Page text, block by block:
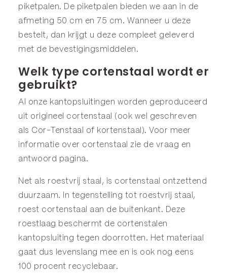
piketpalen. De piketpalen bieden we aan in de
afmeting 50 cm en 75 cm . Wanneer u deze
bestelt, dan krijgt u deze compleet geleverd
met de bevestigingsmiddelen.
Welk type cortenstaal wordt er
gebruikt?
Al onze kantopsluitingen worden geproduceerd
uit origineel cortenstaal (ook wel geschreven
als Cor-Tenstaal of kortenstaal). Voor meer
informatie over cortenstaal zie de vraag en
antwoord pagina.
Net als roestvrij staal, is cortenstaal ontzettend
duurzaam. In tegenstelling tot roestvrij staal,
roest cortenstaal aan de buitenkant. Deze
roestlaag beschermt de cortenstalen
kantopsluiting tegen doorrotten. Het materiaal
gaat dus levenslang mee en is ook nog eens
100 procent recyclebaar.